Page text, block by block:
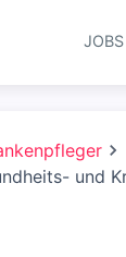
und